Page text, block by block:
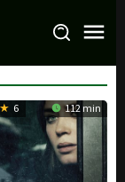
6 112 min